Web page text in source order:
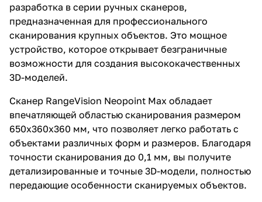
разработка в серии ручных сканеров,
предназначенная для профессионального
сканирования крупных объектов. Это мощное
устройство, которое открывает безграничные
возможности для создания высококачественных
3D-моделей.
Сканер RangeVision Neopoint Max обладает
впечатляющей областью сканирования размером
650х360х360 мм, что позволяет легко работать с
объектами различных форм и размеров. Благодаря
точности сканирования до 0,1 мм, вы получите
детализированные и точные 3D-модели, полностью
передающие особенности сканируемых объектов.